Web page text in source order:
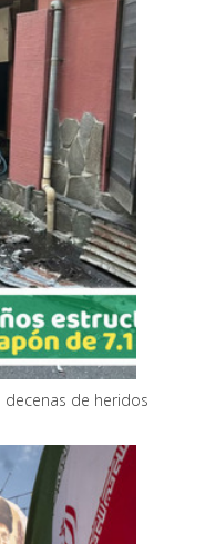
decenas de heridos